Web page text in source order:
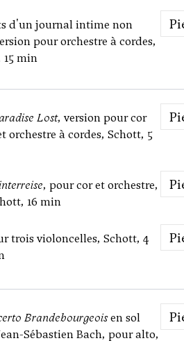
d'un journal intime non
pour orchestre à cordes,
15 min
Lost, version pour cor
orchestre à cordes, Schott, 5
, pour cor et orchestre,
16 min
trois violoncelles, Schott, 4
Brandebourgeoisen sol
Sébastien Bach, pour alto,